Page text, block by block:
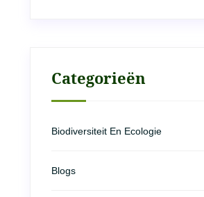
Categorieën
Biodiversiteit En Ecologie
Blogs